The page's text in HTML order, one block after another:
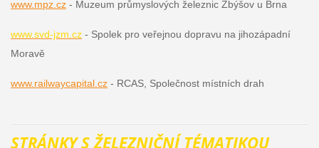
www.mpz.cz- Muzeum průmyslových železnic Zbýšov u Brna
www.svd-jzm.cz- Spolek pro veřejnou dopravu na jihozápadní
Moravě
www.railwaycapital.cz- RCAS, Společnost místních drah
STRÁNKY S ŽELEZNIČNÍ TÉMATIKOU